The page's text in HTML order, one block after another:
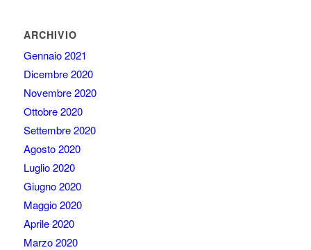
ARCHIVIO
Gennaio 2021
Dicembre 2020
Novembre 2020
Ottobre 2020
Settembre 2020
Agosto 2020
Luglio 2020
Giugno 2020
Maggio 2020
Aprile 2020
Marzo 2020